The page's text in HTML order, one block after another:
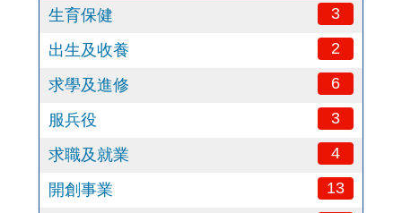
生育保健
3
出生及收養 2
求學及進修 6
服兵役 3
求職及就業 4
開創事業 13